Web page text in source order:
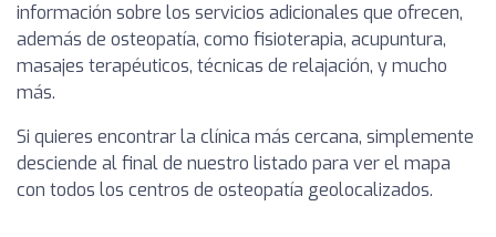
información sobre los servicios adicionales que ofrecen,
además de osteopatía, como fisioterapia, acupuntura,
masajes terapéuticos, técnicas de relajación, y mucho
más.
Si quieres encontrar la clínica más cercana, simplemente
desciende al final de nuestro listado para ver el mapa
con todos los centros de osteopatía geolocalizados.